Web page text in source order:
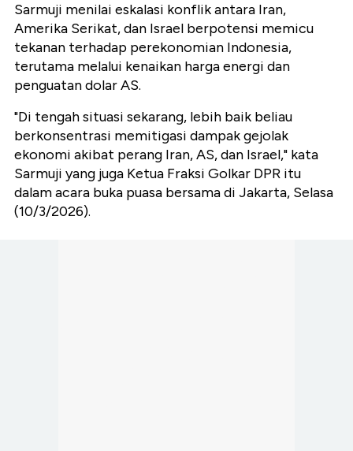
Sarmuji menilai eskalasi konflik antara Iran,
Amerika Serikat, dan Israel berpotensi memicu
tekanan terhadap perekonomian Indonesia,
terutama melalui kenaikan harga energi dan
penguatan dolar AS.
"Di tengah situasi sekarang, lebih baik beliau
berkonsentrasi memitigasi dampak gejolak
ekonomi akibat perang Iran, AS, dan Israel," kata
Sarmuji yang juga Ketua Fraksi Golkar DPR itu
dalam acara buka puasa bersama di Jakarta, Selasa
(10/3/2026).